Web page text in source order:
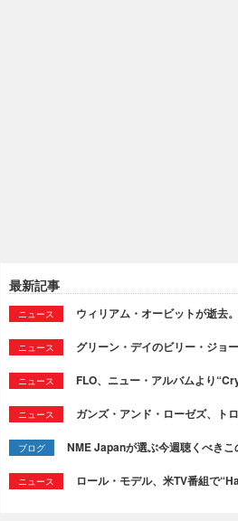
最新記事
ニュース ウィリアム・オービットが逝去
ニュース グリーン・デイのビリー・ジョ
ニュース FLO、ニュー・アルバムより
ニュース ガンズ・アンド・ローゼズ、ト
ブログ NME Japanが選ぶ今週聴くべき
ニュース ロール・モデル、米TV番組で